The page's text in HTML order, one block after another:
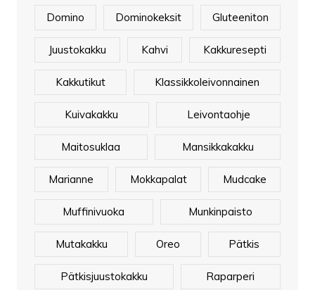
Domino Dominokeksit Gluteeniton
Juustokakku Kahvi Kakkuresepti
Kakkutikut Klassikkoleivonnainen
Kuivakakku Leivontaohje
Maitosuklaa Mansikkakakku
Marianne Mokkapalat Mudcake
Muffinivuoka Munkinpaisto
Mutakakku Oreo Pätkis
Pätkisjuustokakku Raparperi